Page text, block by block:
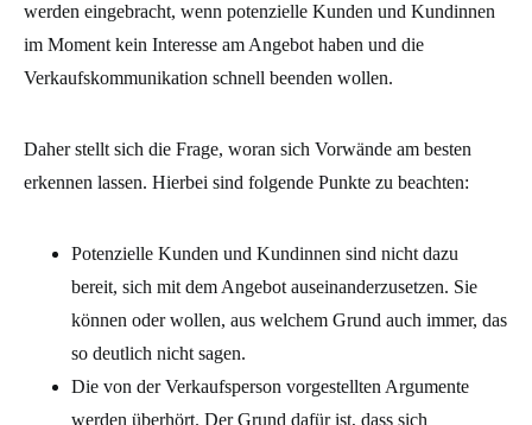
werden eingebracht, wenn potenzielle Kunden und Kundinnen
im Moment kein Interesse am Angebot haben und die
Verkaufskommunikation schnell beenden wollen.
Daher stellt sich die Frage, woran sich Vorwände am besten
erkennen lassen. Hierbei sind folgende Punkte zu beachten:
Potenzielle Kunden und Kundinnen sind nicht dazu
bereit, sich mit dem Angebot auseinanderzusetzen. Sie
können oder wollen, aus welchem Grund auch immer, das
so deutlich nicht sagen.
Die von der Verkaufsperson vorgestellten Argumente
werden überhört. Der Grund dafür ist, dass sich